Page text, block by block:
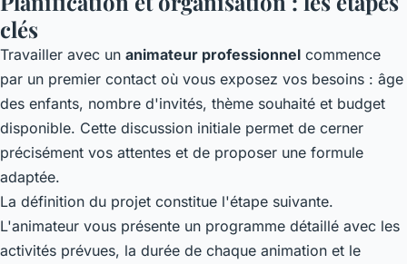
clés
Travailler avec un animateur professionnel commence
par un premier contact où vous exposez vos besoins : âge
des enfants, nombre d'invités, thème souhaité et budget
disponible. Cette discussion initiale permet de cerner
précisément vos attentes et de proposer une formule
adaptée.
La définition du projet constitue l'étape suivante.
L'animateur vous présente un programme détaillé avec les
activités prévues, la durée de chaque animation et le